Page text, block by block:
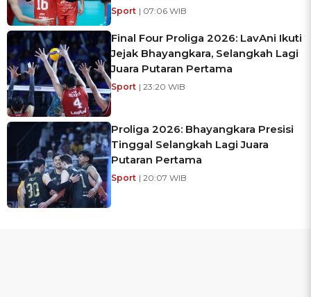
Sport | 07:06 WIB
Final Four Proliga 2026: LavAni Ikuti
Jejak Bhayangkara, Selangkah Lagi
Juara Putaran Pertama
Sport | 23:20 WIB
Proliga 2026: Bhayangkara Presisi
Tinggal Selangkah Lagi Juara
Putaran Pertama
Sport | 20:07 WIB